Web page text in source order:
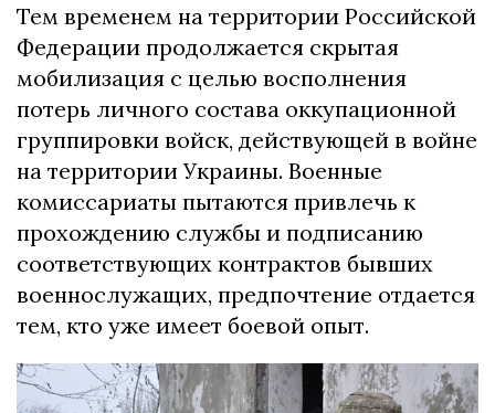
Тем временем на территории Российской
Федерации продолжается скрытая
мобилизация с целью восполнения
потерь личного состава оккупационной
группировки войск, действующей в войне
на территории Украины. Военные
комиссариаты пытаются привлечь к
прохождению службы и подписанию
соответствующих контрактов бывших
военнослужащих, предпочтение отдается
тем, кто уже имеет боевой опыт.